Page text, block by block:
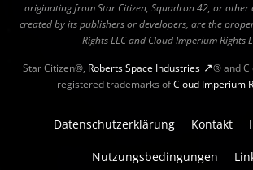
originating from Star Citizen, Squadron 42, or
created by its publishers or developers, are the
Rights LLC and Cloud Imperium Rights
Star Citizen®, Roberts Space Industries
® and
registered trademarks ofCloud Imperium
Datenschutzerklärung Kontakt
Nutzungsbedingungen